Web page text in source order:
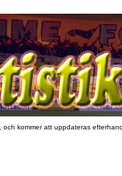
kommer att uppdateras